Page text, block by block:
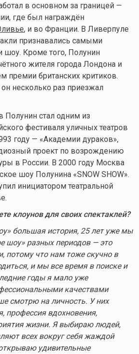
в основном за границей —
где был награждён
, и во Франции. В Ливерпуле
признавались самыми
Кроме того, Полунин
жителя города Лондона и
премии британских критиков.
он несколько раз приезжал
Полунин стал одним из
фестиваля уличных театров
году — «Академии дураков»,
проект по возрождению
в России. В 2000 году Москва
шоу Полунина «SNOW SHOW».
инициатором театральной
клоунов для своих спектаклей?
большая история, 25 лет уже мы
шоу» разных периодов — это
потому что нам тоже скучно в
и мы все время в поиске и
годы я мало уже
качествами
смотрю на личность. У них
профессия вдохновения,
жизни. Я выбираю людей,
всех вокруг себя жаждой
удивительные